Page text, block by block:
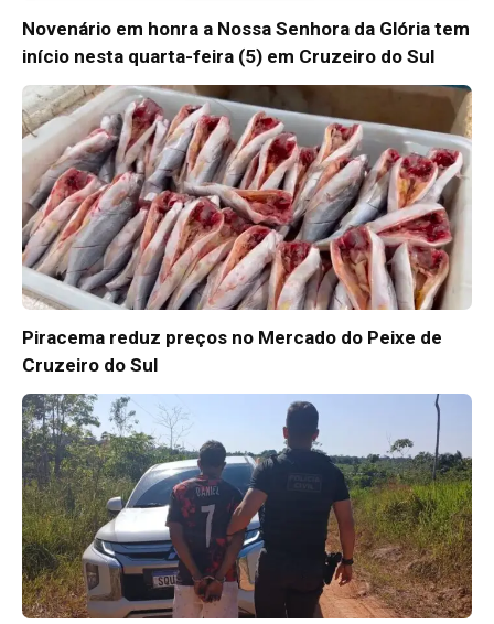
Novenário em honra a Nossa Senhora da Glória tem
início nesta quarta-feira (5) em Cruzeiro do Sul
Piracema reduz preços no Mercado do Peixe de
Cruzeiro do Sul